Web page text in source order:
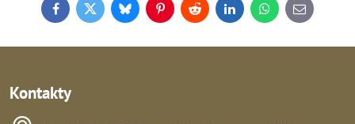
FacebookTwitterBlueskyPinterestReddit LinkedInWhatsApp
E-
mail
Kontakty